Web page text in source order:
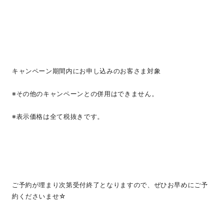
キャンペーン期間内にお申し込みのお客さま対象
※その他のキャンペーンとの併用はできません。
※表示価格は全て税抜きです。
ご予約が埋まり次第受付終了となりますので、ぜひお早めにご予
約くださいませ☆